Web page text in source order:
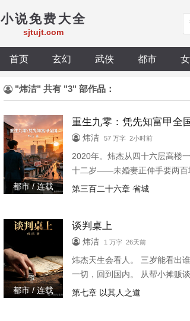
小说免费大全
sjtujt.com
首页 玄幻 武侠 都市
"炜洁" 共有 "3" 部作品：
都市 / 连载
重生九零：凭先知富甲全
炜洁 57 万字 2小时前
2020年。炜杰从四十六层高楼
十二岁——未婚妻正伸手要两百
第三百二十六章 省城
都市 / 连载
谈判桌上
炜洁 1 万字 26天前
炜杰天生会看人。 三岁能看出
一切，回到国内。 从帮小摊贩
步，其实他已经在下套。 对手
第七章 以其人之道